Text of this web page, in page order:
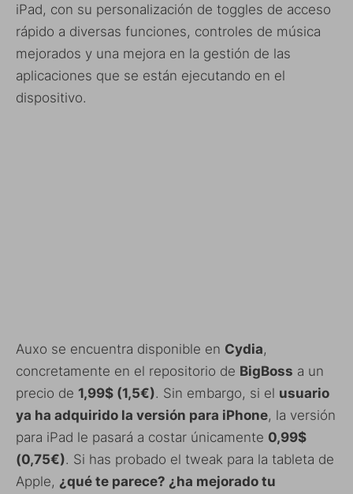
iPad, con su personalización de toggles de acceso
rápido a diversas funciones, controles de música
mejorados y una mejora en la gestión de las
aplicaciones que se están ejecutando en el
dispositivo.
Auxo se encuentra disponible en Cydia,
concretamente en el repositorio de BigBoss a un
precio de 1,99$ (1,5€). Sin embargo, si el usuario
ya ha adquirido la versión para iPhone, la versión
para iPad le pasará a costar únicamente 0,99$
(0,75€). Si has probado el tweak para la tableta de
Apple, ¿qué te parece? ¿ha mejorado tu